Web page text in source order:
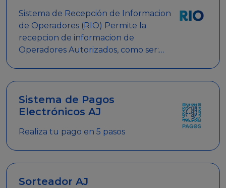
Sistema de Recepción de Informacion
de Operadores (RIO) Permite la
recepcion de informacion de
Operadores Autorizados, como ser:
Sistema de Pagos
Electrónicos AJ
Realiza tu pago en 5 pasos
Sorteador AJ